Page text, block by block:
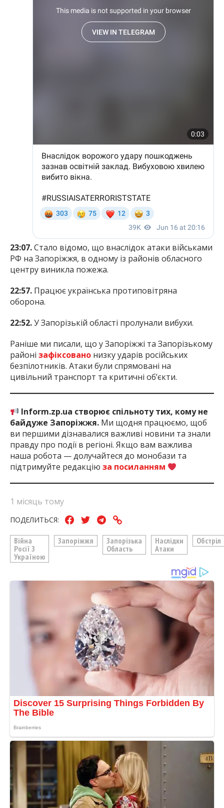
23:07.Стало відомо, що внаслідок атаки військами
РФ на Запоріжжя, в одному із районів обласного
центру виникла пожежа.
22:57. Працює українська протиповітряна
оборона.
22:52.У Запорізькій області пролунали вибухи.
Раніше ми писали, що у Запоріжжі та Запорізькому
районі зафіксовано низку ударів російських
безпілотників. Атаки були спрямовані на
цивільний транспорт та критичні об’єкти.
Inform.zp.ua створює спільноту тих, кому не
байдуже Запоріжжя. Ми щодня працюємо, щоб
ви першими дізнавалися важливі новини та знали
правду про події в регіоні. Якщо вам важлива
наша робота — долучайтеся до монобази та
підтримуйте редакцію за посиланням
1 місяць тому
ПОДЕЛИТЬСЯ:
Війна
Росії З
Україною
Запоріжжя
Запорізька
Область
Наслідки
Атаки
Обстріл